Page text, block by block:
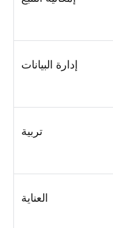
إدارة البيانات
تربية
العناية